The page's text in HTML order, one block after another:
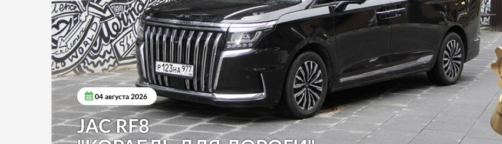
04 августа 2026
JAC RF8